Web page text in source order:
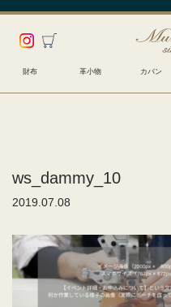
財布 革小物 カバン
ws_dammy_10
2019.07.08